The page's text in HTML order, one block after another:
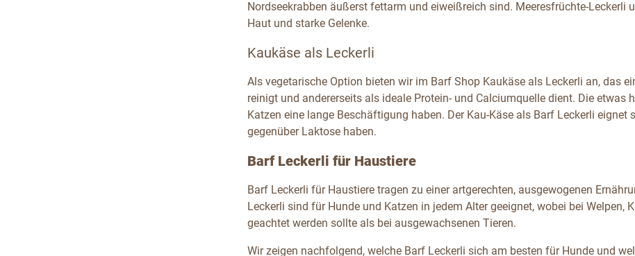
Nordseekrabben äußerst fettarm und eiweißreich sind. Meeresfrüchte-Leckerli
Haut und starke Gelenke.
Kaukäse als Leckerli
Als vegetarische Option bieten wir im Barf Shop Kaukäse als Leckerli an, das
reinigt und andererseits als ideale Protein- und Calciumquelle dient. Die etwas
Katzen eine lange Beschäftigung haben. Der Kau-Käse als Barf Leckerli
gegenüber Laktose haben.
Barf Leckerli für Haustiere
Barf Leckerli für Haustiere tragen zu einer artgerechten, ausgewogenen
Leckerli sind für Hunde und Katzen in jedem Alter geeignet, wobei bei
geachtet werden sollte als bei ausgewachsenen Tieren.
Wir zeigen nachfolgend, welche Barf Leckerli sich am besten für Hunde und